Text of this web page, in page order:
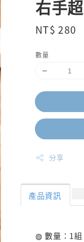
右手
Regular
NT$ 280
數量
分享
產品資訊
◍ 數量：1組